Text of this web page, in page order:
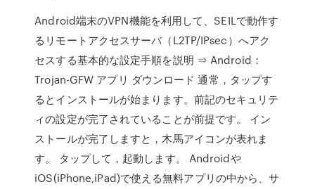
Android端末のVPN機能を利用して、SEILで動作す
るリモートアクセスサーバ（L2TP/IPsec）へアク
セスする基本的な設定手順を説明 ⇒ Android：
Trojan-GFW アプリ ダウンロード 通常，タップす
るとインストールが始まります。前記のセキュリテ
ィの設定が完了されていることが前提です。 イン
ストールが完了しますと，木馬アイコンが表れま
す。 タップして，起動します。 Androidや
iOS(iPhone,iPad)で使える無料アプリの中から、サ